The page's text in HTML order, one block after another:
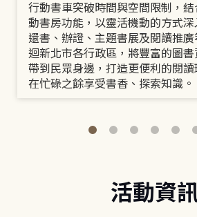
行動書車突破時間與空間限制，
動書房功能，以靈活機動的方式
還書、辦證、主題書展及閱讀推
迴新北市各行政區，將豐富的圖
帶到民眾身邊，打造更便利的閱
在忙碌之餘享受書香、探索知識。
活動資